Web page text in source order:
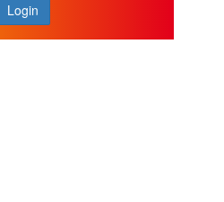
Login